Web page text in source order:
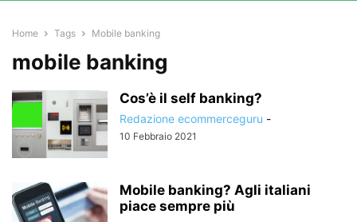
Home Tags Mobile banking
mobile banking
Cos’è il self banking?
Redazione ecommerceguru -
10 Febbraio 2021
Mobile banking? Agli italiani
piace sempre più